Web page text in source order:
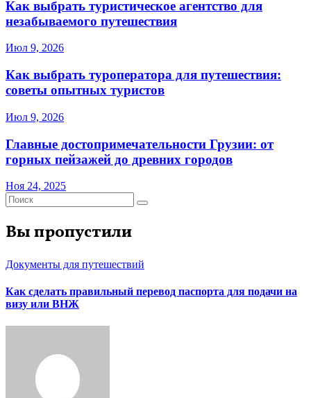
Как выбрать туристическое агентство для
незабываемого путешествия
Июл 9, 2026
Как выбрать туроператора для путешествия:
советы опытных туристов
Июл 9, 2026
Главные достопримечательности Грузии: от
горных пейзажей до древних городов
Ноя 24, 2025
Вы пропустили
Документы для путешествий
Как сделать правильный перевод паспорта для подачи на
визу или ВНЖ